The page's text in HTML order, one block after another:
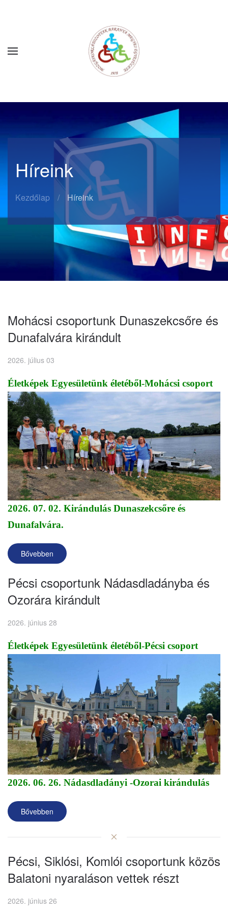
Híreink
Kezdőlap Híreink
Mohácsi csoportunk Dunaszekcsőre és
Dunafalvára kirándult
2026. július 03
Életképek Egyesületünk életéből-Mohácsi csoport
2026. 07. 02. Kirándulás Dunaszekcsőre és
Dunafalvára.
Bővebben
Pécsi csoportunk Nádasdladányba és
Ozorára kirándult
2026. június 28
Életképek Egyesületünk életéből-Pécsi csoport
2026. 06. 26. Nádasdladányi -Ozorai kirándulás
Bővebben
Pécsi, Siklósi, Komlói csoportunk közös
Balatoni nyaraláson vettek részt
2026. június 26